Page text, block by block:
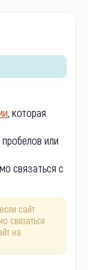
, которая
или
связаться с
сайт
связаться
на